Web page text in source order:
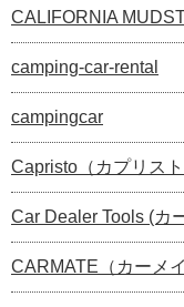
CALIFORNIA
camping-car-rental
campingcar
Capristo（カプリスト
Car Dealer Tools (カ
CARMATE（カーメイ